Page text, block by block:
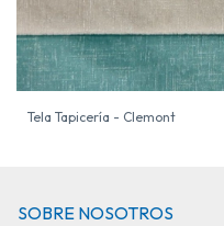
Tela Tapicería - Clemont
SOBRE NOSOTROS